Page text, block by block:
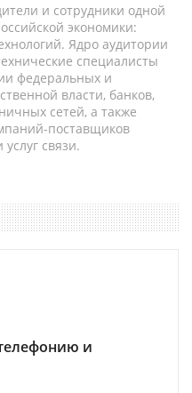
и сотрудники одной
экономики:
Ядро аудитории
специалисты
федеральных и
власти, банков,
сетей, а также
поставщиков
связи.
и